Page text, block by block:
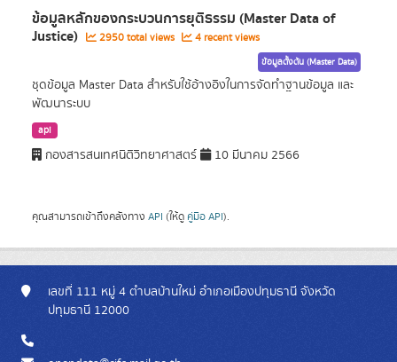
ข้อมูลหลักของกระบวนการยุติธรรม (Master Data of
Justice) 2950 total views 4 recent views
ข้อมูลตั้งต้น (Master Data)
ชุดข้อมูล Master Data สำหรับใช้อ้างอิงในการจัดทำฐานข้อมูล และ
พัฒนาระบบ
api
กองสารสนเทศนิติวิทยาศาสตร์ 10 มีนาคม 2566
คุณสามารถเข้าถึงคลังทาง API (ให้ดู คู่มือ API).
เลขที่ 111 หมู่ 4 ตำบลบ้านใหม่ อำเภอเมืองปทุมธานี จังหวัด
ปทุมธานี 12000